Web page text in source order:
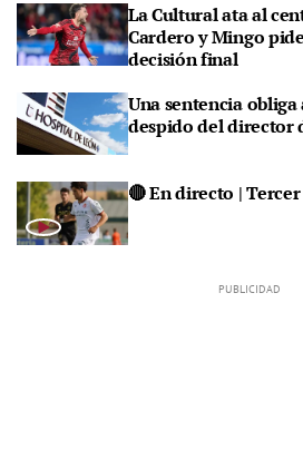
La Cultural ata al
Cardero y Mingo
decisión final
Una sentencia obliga
despido del director
🔴 En directo |